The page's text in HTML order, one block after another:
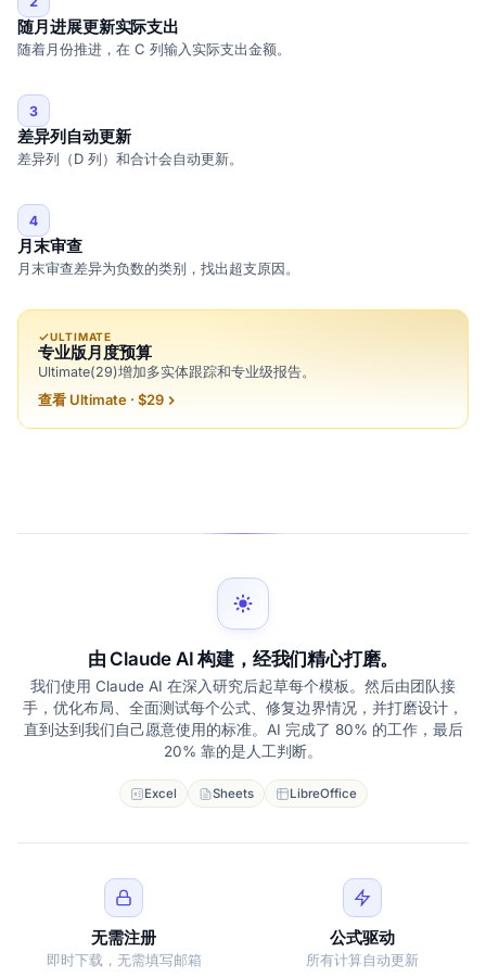
随月进展更新实际支出
随着月份推进，在 C 列输入实际支出金额。
3
差异列自动更新
差异列（D 列）和合计会自动更新。
4
月末审查
月末审查差异为负数的类别，找出超支原因。
ULTIMATE
专业版月度预算
Ultimate(29)增加多实体跟踪和专业级报告。
查看 Ultimate · $29
由 Claude AI 构建，经我们精心打磨。
我们使用 Claude AI 在深入研究后起草每个模板。然后由团队接
手，优化布局、全面测试每个公式、修复边界情况，并打磨设计，
直到达到我们自己愿意使用的标准。AI 完成了 80% 的工作，最后
20% 靠的是人工判断。
Excel Sheets LibreOffice
无需注册
即时下载，无需填写邮箱
公式驱动
所有计算自动更新